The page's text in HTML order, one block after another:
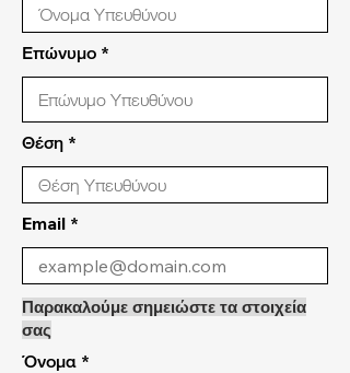
Επώνυμο
Θέση
Email
Παρακαλούμε σημειώστε τα στοιχεία
σας
Όνομα